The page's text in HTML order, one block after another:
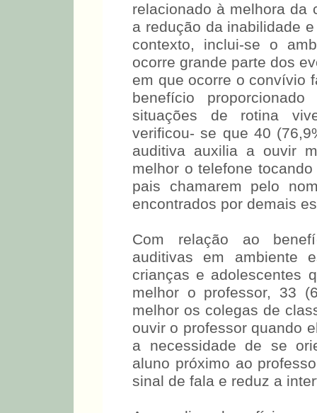
Sabe-se que o
relacionado à melhora da
a redução da inabilidade
contexto, inclui-se o
ocorre grande parte
ambiente em que ocorre
relação ao benefício
em situações de rotina
verificou- se que 40
auditiva auxilia a ouvir
melhor o telefone
pais chamarem pelo
Com relação ao
auditivas em ambiente
crianças e adolescentes
melhor o professor, 33
melhor os colegas de
ouvir o professor quando
a necessidade de se
aluno próximo ao